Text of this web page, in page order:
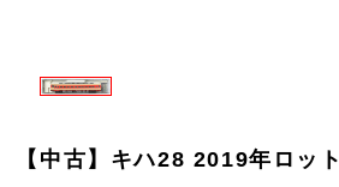
【中古】キハ28 2019年ロット